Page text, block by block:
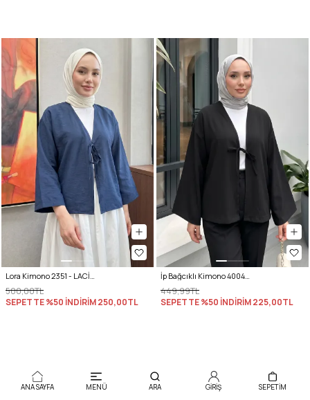
ANA SAYFA MENÜ ARA GİRİŞ SEPETIM
Lora Kimono 2351 - LACİVERT
500,00TL
SEPETTE %50 İNDİRİM250,00TL
İp Bağcıklı Kimono 40046 - SİYAH
449,99TL
SEPETTE %50 İNDİRİM225,00TL